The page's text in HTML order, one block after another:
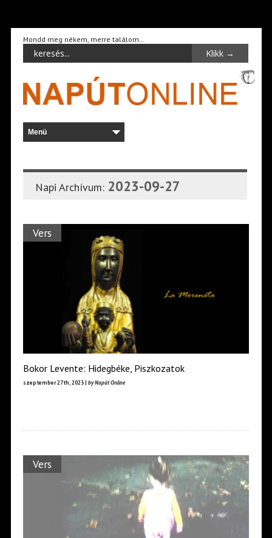
Mondd meg nékem, merre találom…
Napi Archívum: 2023-09-27
Vers
Bokor Levente: Hidegbéke, Piszkozatok
szeptember 27th, 2023 | by Napút Online
Vers